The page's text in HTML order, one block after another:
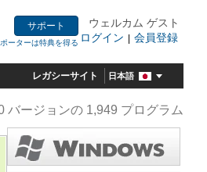
サポート
ーターは特典を得る
ウェルカム ゲスト
ログイン | 会員登録
レガシーサイト 日本語
バージョンの 1,949 プログラム